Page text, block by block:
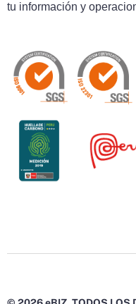
tu información y